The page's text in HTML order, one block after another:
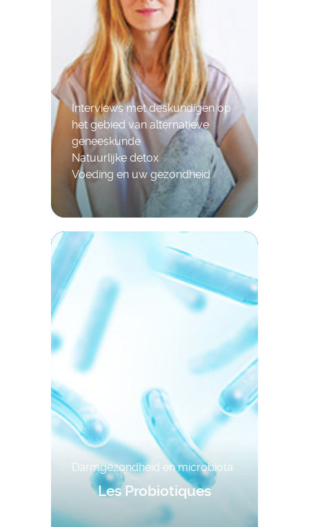
Interviews met deskundigen op
het gebied van alternatieve
geneeskunde
Natuurlijke detox
Voeding en uw gezondheid
Darmgezondheid en microbiota
Les Probiotiques